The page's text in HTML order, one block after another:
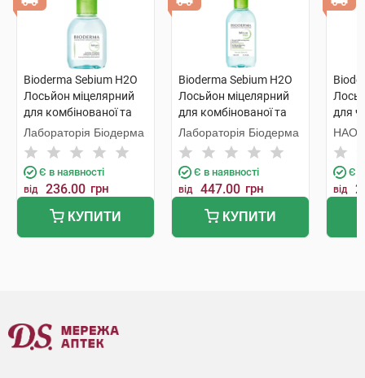
Bioderma Sebium H2O
Лосьйон міцелярний
для комбінованої та
жирної шкіри 100 мл 1
флакон
Лабораторія Біодерма
Є в наявності
від 236.00 грн
КУПИТИ
Bioderma Sebium H2O
Лосьйон міцелярний
для комбінованої та
жирної шкіри 250 мл 1
флакон
Лабораторія Біодерма
Є в наявності
від 447.00 грн
КУПИТИ
для
мл 1
НАОС
Є в
від